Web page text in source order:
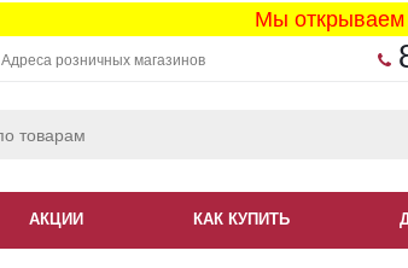
Мы открываем
Адреса розничных магазинов
АКЦИИ КАК КУПИТЬ